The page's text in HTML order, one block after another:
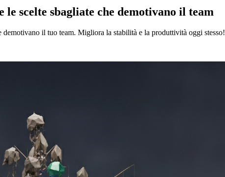
scelte sbagliate che demotivano il team
il tuo team. Migliora la stabilità e la produttività oggi stesso!